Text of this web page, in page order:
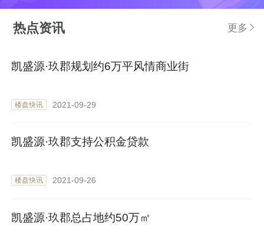
热点资讯 更多
凯盛源·玖郡规划约6万平风情商业街
楼盘快讯 2021-09-29
凯盛源·玖郡支持公积金贷款
楼盘快讯 2021-09-26
凯盛源·玖郡总占地约50万㎡